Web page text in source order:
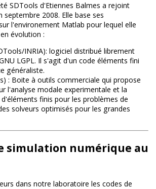
SDTools d'Etiennes Balmes a rejoint
2008. Elle base ses
l'environement Matlab pour lequel elle
évolution :
INRIA): logiciel distribué librement
LGPL. Il s'agit d'un code éléments fini
généraliste.
: Boite à outils commerciale qui propose
l'analyse modale experimentale et la
finis pour les problèmes de
solveurs optimisés pour les grandes
simulation numérique au
dans notre laboratoire les codes de